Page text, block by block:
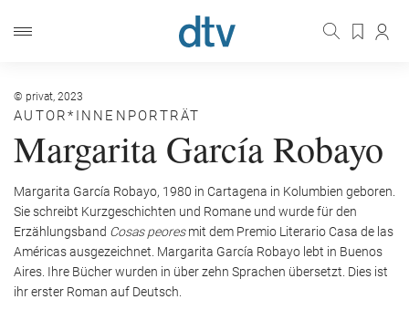
© privat, 2023
AUTOR*INNENPORTRÄT
Margarita García Robayo
Margarita García Robayo, 1980 in Cartagena in Kolumbien geboren.
Sie schreibt Kurzgeschichten und Romane und wurde für den
Erzählungsband Cosas peoresmit dem Premio Literario Casa de las
Américas ausgezeichnet. Margarita García Robayo lebt in Buenos
Aires. Ihre Bücher wurden in über zehn Sprachen übersetzt. Dies ist
ihr erster Roman auf Deutsch.